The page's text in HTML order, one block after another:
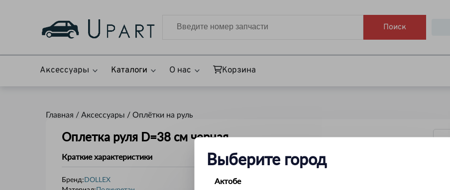
Поиск
Выберите город
Актобе
Аксессуары Каталоги О нас Корзина
Главная / Аксессуары / Оплётки на руль
Оплетка руля D=38 см черная
Краткие характеристики
Бренд: DOLLEX